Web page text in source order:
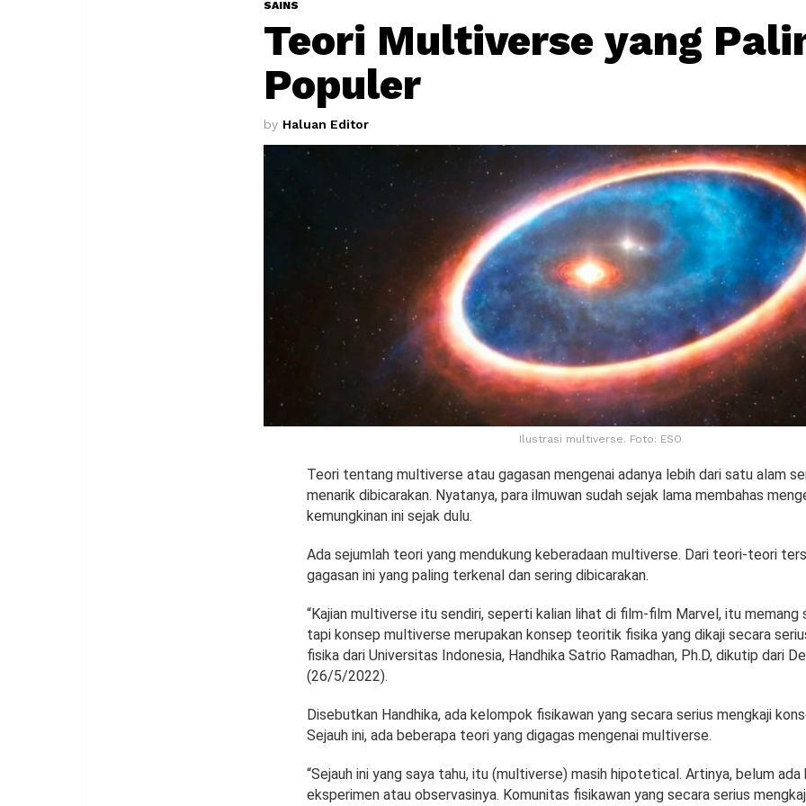
SAINS
Teori Multiverse yang
Populer
by Haluan Editor
Ilustrasi multiverse. Foto: ESO
Teori tentang multiverse atau gagasan mengenai adanya lebih dari satu alam
menarik dibicarakan. Nyatanya, para ilmuwan sudah sejak lama membahas
kemungkinan ini sejak dulu.
Ada sejumlah teori yang mendukung keberadaan multiverse. Dari teori-teori
gagasan ini yang paling terkenal dan sering dibicarakan.
“Kajian multiverse itu sendiri, seperti kalian lihat di film-film Marvel, itu
tapi konsep multiverse merupakan konsep teoritik fisika yang dikaji secara
fisika dari Universitas Indonesia, Handhika Satrio Ramadhan, Ph.D, dikutip dari
(26/5/2022).
Disebutkan Handhika, ada kelompok fisikawan yang secara serius mengkaji
Sejauh ini, ada beberapa teori yang digagas mengenai multiverse.
“Sejauh ini yang saya tahu, itu (multiverse) masih hipotetical. Artinya, belum ada
eksperimen atau observasinya. Komunitas fisikawan yang secara serius